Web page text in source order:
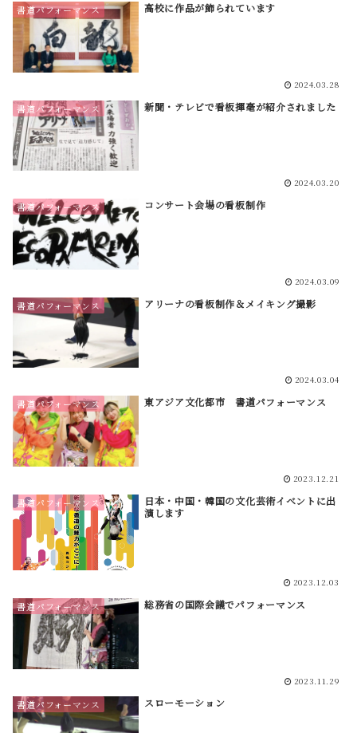
書道パフォーマンス 高校に作品が飾られています
2024.03.28
書道パフォーマンス 新聞・テレビで看板揮毫が紹介されました
2024.03.20
書道パフォーマンス コンサート会場の看板制作
2024.03.09
書道パフォーマンス アリーナの看板制作＆メイキング撮影
2024.03.04
書道パフォーマンス 東アジア文化都市 書道パフォーマンス
2023.12.21
書道パフォーマンス
日本・中国・韓国の文化芸術イベントに出
演します
2023.12.03
書道パフォーマンス 総務省の国際会議でパフォーマンス
2023.11.29
書道パフォーマンス スローモーション